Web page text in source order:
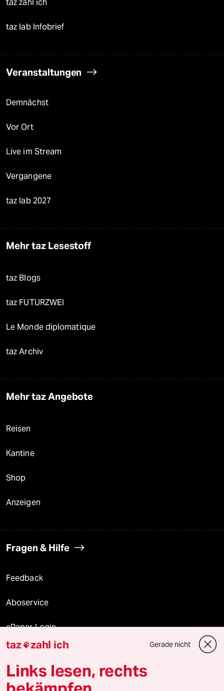
taz zahl ich
taz lab Infobrief
Veranstaltungen
Demnächst
Vor Ort
Live im Stream
Vergangene
taz lab 2027
Mehr taz Lesestoff
taz Blogs
taz FUTURZWEI
Le Monde diplomatique
taz Archiv
Mehr taz Angebote
Reisen
Kantine
Shop
Anzeigen
Fragen & Hilfe
Feedback
Aboservice
ePaper Login
Downloads für Abonnierende
taz zahl ich Gerade nicht
Links lesen, rechts